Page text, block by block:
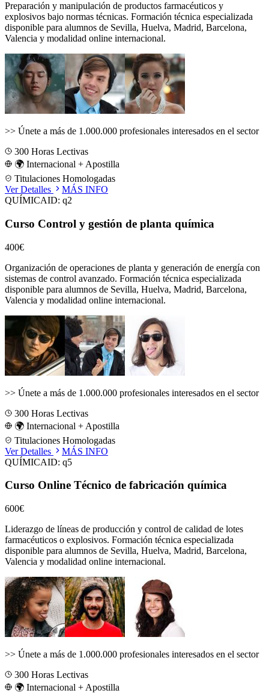
Preparación y manipulación de productos farmacéuticos y
explosivos bajo normas técnicas. Formación técnica especializada
disponible para alumnos de Sevilla, Huelva, Madrid, Barcelona,
Valencia y modalidad online internacional.
>> Únete a más de 1.000.000 profesionales interesados en el sector
300 Horas Lectivas
🌍 Internacional + Apostilla
Titulaciones Homologadas
Ver Detalles
MÁS INFO
QUÍMICAID: q2
Curso Control y gestión de planta química
400€
Organización de operaciones de planta y generación de energía con
sistemas de control avanzado. Formación técnica especializada
disponible para alumnos de Sevilla, Huelva, Madrid, Barcelona,
Valencia y modalidad online internacional.
>> Únete a más de 1.000.000 profesionales interesados en el sector
300 Horas Lectivas
🌍 Internacional + Apostilla
Titulaciones Homologadas
Ver Detalles
MÁS INFO
QUÍMICAID: q5
Curso Online Técnico de fabricación química
600€
Liderazgo de líneas de producción y control de calidad de lotes
farmacéuticos o explosivos. Formación técnica especializada
disponible para alumnos de Sevilla, Huelva, Madrid, Barcelona,
Valencia y modalidad online internacional.
>> Únete a más de 1.000.000 profesionales interesados en el sector
300 Horas Lectivas
🌍 Internacional + Apostilla